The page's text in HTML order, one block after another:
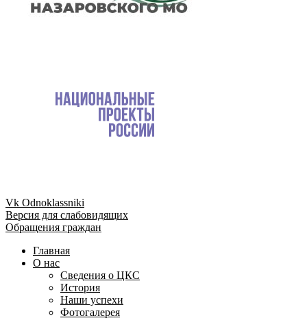
Vk Odnoklassniki
Версия для слабовидящих
Обращения граждан
Главная
О нас
Сведения о ЦКС
История
Наши успехи
Фотогалерея